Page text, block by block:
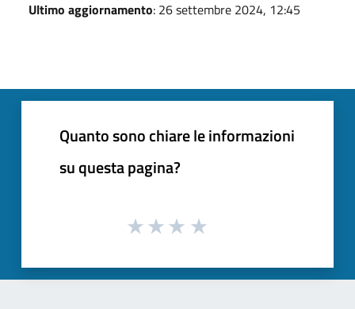
Ultimo aggiornamento: 26 settembre 2024, 12:45
Quanto sono chiare le informazioni
su questa pagina?